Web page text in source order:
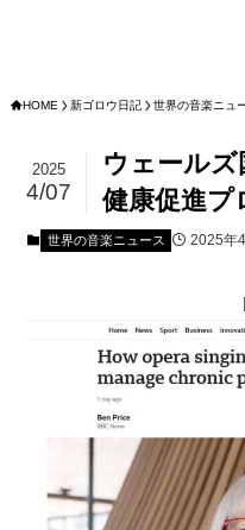
HOME 新ゴロウ日記 世界の音楽ニュ
ウェール
健康促進プ
2025
4/07
世界の音楽ニュース 2025年